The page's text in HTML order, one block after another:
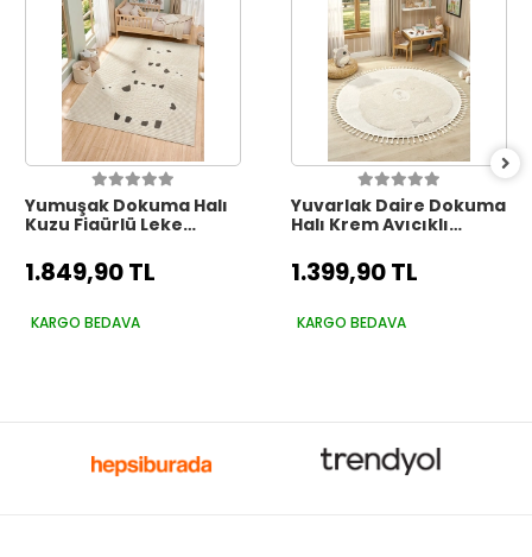
Yumuşak Dokuma Halı
Kuzu Figürlü Leke
Çocuk Odası Genç
Odası Halısı KUZU
1.849,90 TL
KARGO BEDAVA
Yuvarlak Daire Dokuma
Halı Krem Ayıcıklı
Odası Genç Odası
Dokuma Halı 24 DAİRE
1.399,90 TL
KARGO BEDAVA